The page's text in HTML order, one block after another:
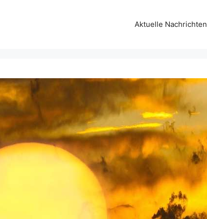
Aktuelle Nachrichten